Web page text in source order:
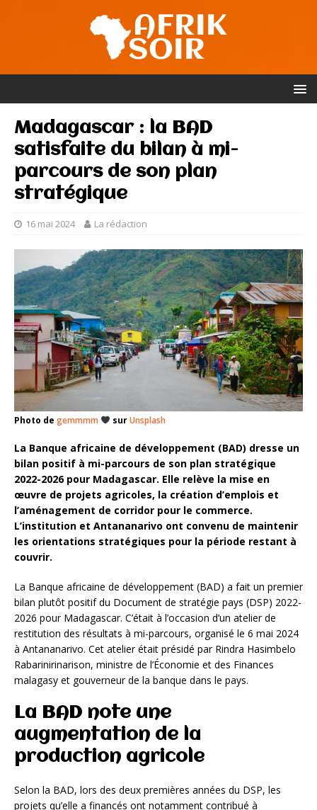
Madagascar : la BAD
satisfaite du bilan à mi-
parcours de son plan
stratégique
16 mai 2024 La rédaction
Photo de gemmmm surUnsplash
La Banque africaine de développement (BAD) dresse un
bilan positif à mi-parcours de son plan stratégique
2022-2026 pour Madagascar. Elle relève la mise en
œuvre de projets agricoles, la création d’emplois et
l’aménagement de corridor pour le commerce.
L’institution et Antananarivo ont convenu de maintenir
les orientations stratégiques pour la période restant à
couvrir.
La Banque africaine de développement (BAD) a fait un premier
bilan plutôt positif du Document de stratégie pays (DSP) 2022-
2026 pour Madagascar. C’était à l’occasion d’un atelier de
restitution des résultats à mi-parcours, organisé le 6 mai 2024
à Antananarivo. Cet atelier était présidé par Rindra Hasimbelo
Rabarinirinarison, ministre de l’Économie et des Finances
malagasy et gouverneur de la banque dans le pays.
La BAD note une
augmentation de la
production agricole
Selon la BAD, lors des deux premières années du DSP, les
projets qu’elle a financés ont notamment contribué à